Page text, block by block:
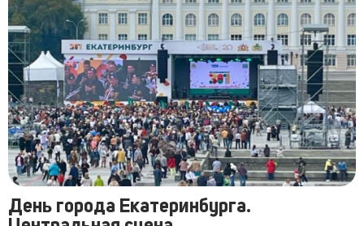
День города Екатеринбурга.